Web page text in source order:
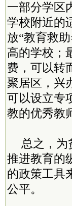
一部分学区
学校附近的
放“教育救
高的学校；
费，可以转
聚居区，兴
可以设立专
教的优秀教
总之，为
推进教育的
的政策工具
公平。